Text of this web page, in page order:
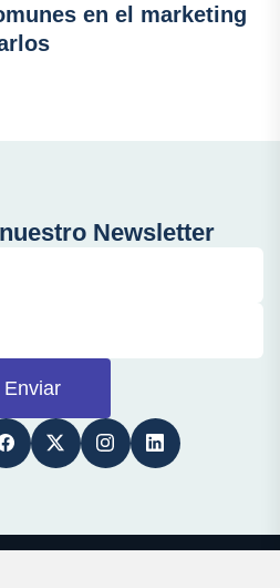
en el marketing
Newsletter
Enviar